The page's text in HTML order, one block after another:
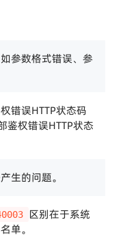
参数格式错误、参
错误HTTP状态码
鉴权错误HTTP状态
生的问题。
区别在于系统
单。